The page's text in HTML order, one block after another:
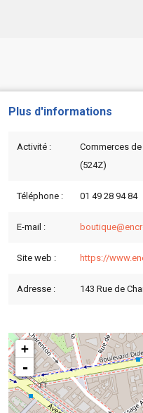
Plus d'informations
Activité :
Commerces
(524Z)
Téléphone : 01 49 28 94 84
E-mail :
Site web : https://
Adresse : 143 Rue de
+
-